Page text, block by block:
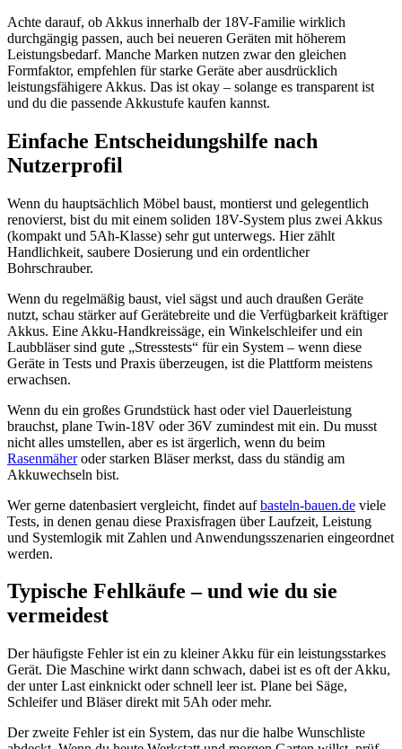
Achte darauf, ob Akkus innerhalb der 18V-Familie wirklich
durchgängig passen, auch bei neueren Geräten mit höherem
Leistungsbedarf. Manche Marken nutzen zwar den gleichen
Formfaktor, empfehlen für starke Geräte aber ausdrücklich
leistungsfähigere Akkus. Das ist okay – solange es transparent ist
und du die passende Akkustufe kaufen kannst.
Einfache Entscheidungshilfe nach
Nutzerprofil
Wenn du hauptsächlich Möbel baust, montierst und gelegentlich
renovierst, bist du mit einem soliden 18V-System plus zwei Akkus
(kompakt und 5Ah-Klasse) sehr gut unterwegs. Hier zählt
Handlichkeit, saubere Dosierung und ein ordentlicher
Bohrschrauber.
Wenn du regelmäßig baust, viel sägst und auch draußen Geräte
nutzt, schau stärker auf Gerätebreite und die Verfügbarkeit kräftiger
Akkus. Eine Akku-Handkreissäge, ein Winkelschleifer und ein
Laubbläser sind gute „Stresstests“ für ein System – wenn diese
Geräte in Tests und Praxis überzeugen, ist die Plattform meistens
erwachsen.
Wenn du ein großes Grundstück hast oder viel Dauerleistung
brauchst, plane Twin-18V oder 36V zumindest mit ein. Du musst
nicht alles umstellen, aber es ist ärgerlich, wenn du beim
Rasenmäheroder starken Bläser merkst, dass du ständig am
Akkuwechseln bist.
Wer gerne datenbasiert vergleicht, findet aufbasteln-bauen.de viele
Tests, in denen genau diese Praxisfragen über Laufzeit, Leistung
und Systemlogik mit Zahlen und Anwendungsszenarien eingeordnet
werden.
Typische Fehlkäufe – und wie du sie
vermeidest
Der häufigste Fehler ist ein zu kleiner Akku für ein leistungsstarkes
Gerät. Die Maschine wirkt dann schwach, dabei ist es oft der Akku,
der unter Last einknickt oder schnell leer ist. Plane bei Säge,
Schleifer und Bläser direkt mit 5Ah oder mehr.
Der zweite Fehler ist ein System, das nur die halbe Wunschliste